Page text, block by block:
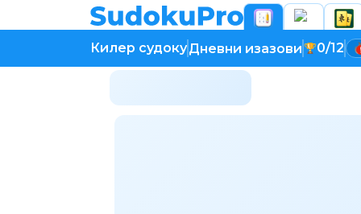
Килер судокуДневни изазови 0/12